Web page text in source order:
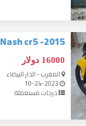
Nash cr5 -2015
16000 دولار
المغرب - الدار البيضاء
10-24-2023
درجات مستعملة